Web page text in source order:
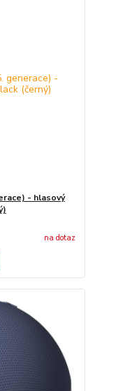
- hlasový
na dotaz